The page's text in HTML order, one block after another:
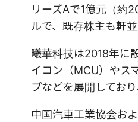
リーズAで1億元（約
ルで、既存株主も軒
曦華科技は2018年に
イコン（MCU）やス
プなどを展開してお
中国汽車工業協会お